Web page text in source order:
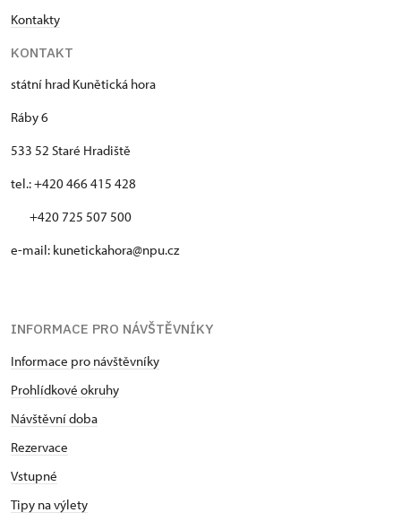
Kontakty
KONTAKT
státní hrad Kunětická hora
Ráby 6
533 52 Staré Hradiště
tel.: +420 466 415 428
+420 725 507 500
e-mail: kunetickahora@npu.cz
INFORMACE PRO NÁVŠTĚVNÍKY
Informace pro návštěvníky
Prohlídkové okruhy
Návštěvní doba
Rezervace
Vstupné
Tipy na výlety